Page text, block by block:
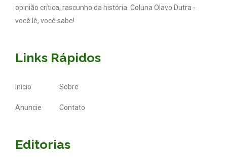
opinião crítica, rascunho da história. Coluna Olavo Dutra -
você lê, você sabe!
Links Rápidos
Início Sobre
Anuncie Contato
Editorias